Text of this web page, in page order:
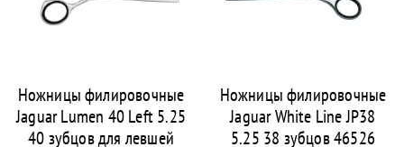
Ножницы филировочные
Jaguar Lumen 40 Left 5.25
40 зубцов для левшей
Ножницы филировочные
Jaguar White Line JP38
5.25 38 зубцов 46526